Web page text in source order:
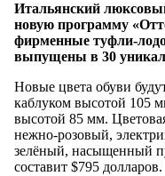
Итальянский
новую программу
фирменные туфли-
выпущены в 30
Новые цвета обуви
каблуком высотой 105
высотой 85 мм.
нежно-розовый,
зелёный, насыщенный
составит $795 долларов.